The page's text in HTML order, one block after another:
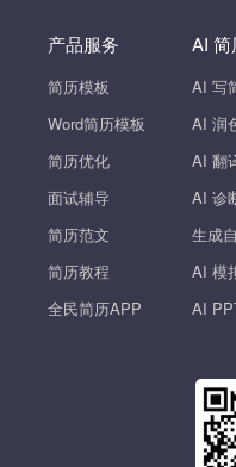
产品服务
简历模板
Word简历模板
简历优化
面试辅导
简历范文
简历教程
全民简历APP
AI
AI 写
AI 润
AI 翻
AI 诊
生成
AI 模
AI